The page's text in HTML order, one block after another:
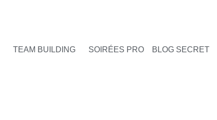
TEAM BUILDING SOIRÉES PRO BLOG SECRET